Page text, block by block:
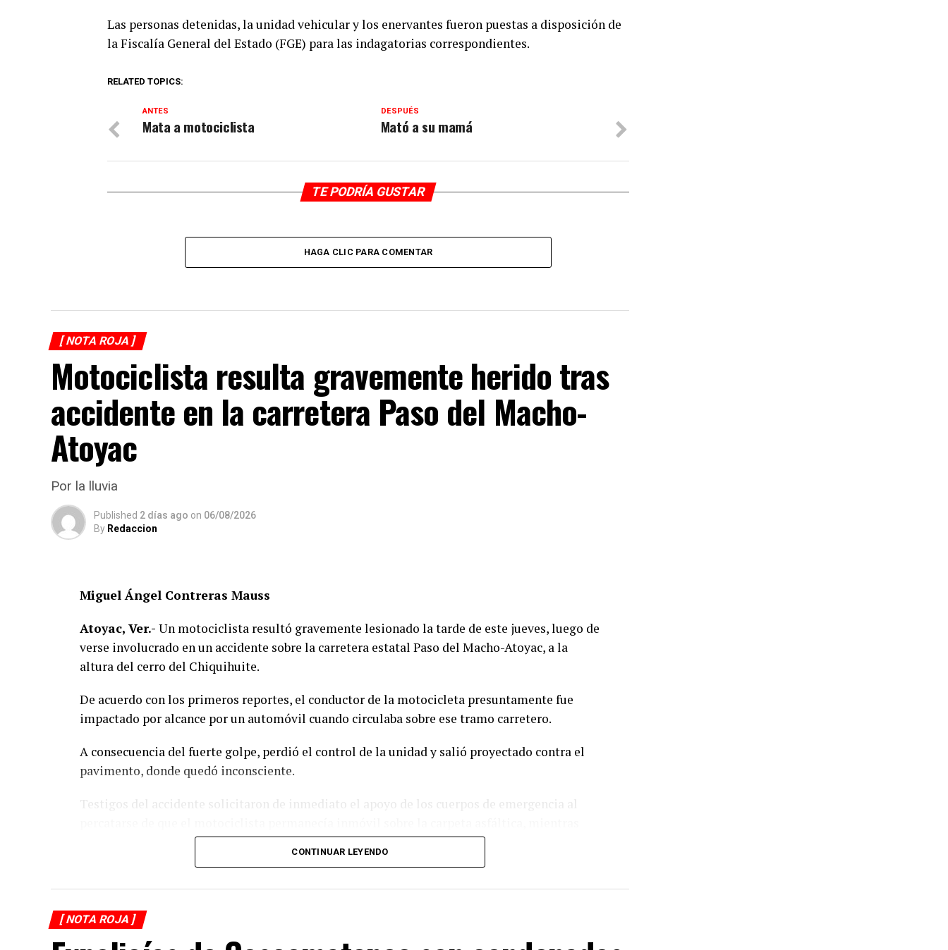
Las personas detenidas, la unidad vehicular y los enervantes fueron puestas a disposición de
la Fiscalía General del Estado (FGE) para las indagatorias correspondientes.
RELATED TOPICS:
DESPUÉS
Mató a su mamá
ANTES
Mata a motociclista
TE PODRÍA GUSTAR
HAGA CLIC PARA COMENTAR
[ NOTA ROJA ]
Motociclista resulta gravemente herido tras
accidente en la carretera Paso del Macho-
Atoyac
Por la lluvia
Published 2 días ago on 06/08/2026
By Redaccion
Miguel Ángel Contreras Mauss
Atoyac, Ver.- Un motociclista resultó gravemente lesionado la tarde de este jueves, luego de
verse involucrado en un accidente sobre la carretera estatal Paso del Macho-Atoyac, a la
altura del cerro del Chiquihuite.
De acuerdo con los primeros reportes, el conductor de la motocicleta presuntamente fue
impactado por alcance por un automóvil cuando circulaba sobre ese tramo carretero.
A consecuencia del fuerte golpe, perdió el control de la unidad y salió proyectado contra el
pavimento, donde quedó inconsciente.
Testigos del accidente solicitaron de inmediato el apoyo de los cuerpos de emergencia al
otros automovilistas redujeron la velocidad para evitar otro percance.
auxilios al lesionado y, tras estabilizarlo, lo trasladaron de urgencia a un hospital del
municipio de Potrero Nuevo para recibir atención médica especializada.
Elementos de Tránsito Estatal acudieron para tomar conocimiento del accidente, realizar el
CONTINUAR LEYENDO
[ NOTA ROJA ]